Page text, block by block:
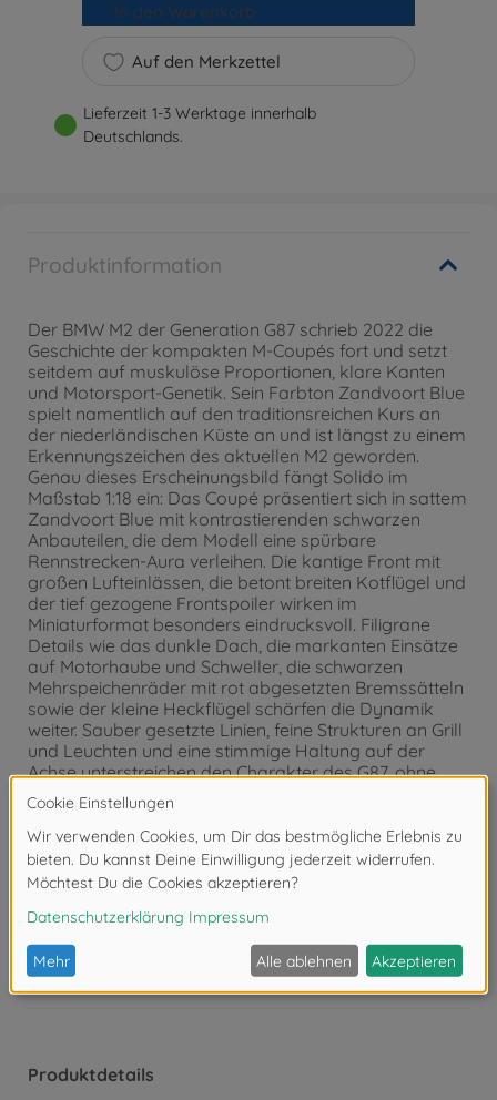
Auf den Merkzettel
In den Warenkorb
Lieferzeit 1-3 Werktage innerhalb
Deutschlands.
Produktinformation
Der BMW M2 der Generation G87 schrieb 2022 die
Geschichte der kompakten M-Coupés fort und setzt
seitdem auf muskulöse Proportionen, klare Kanten
und Motorsport-Genetik. Sein Farbton Zandvoort Blue
spielt namentlich auf den traditionsreichen Kurs an
der niederländischen Küste an und ist längst zu einem
Erkennungszeichen des aktuellen M2 geworden.
Genau dieses Erscheinungsbild fängt Solido im
Maßstab 1:18 ein: Das Coupé präsentiert sich in sattem
Zandvoort Blue mit kontrastierenden schwarzen
Anbauteilen, die dem Modell eine spürbare
Rennstrecken-Aura verleihen. Die kantige Front mit
großen Lufteinlässen, die betont breiten Kotflügel und
der tief gezogene Frontspoiler wirken im
Miniaturformat besonders eindrucksvoll. Filigrane
Details wie das dunkle Dach, die markanten Einsätze
auf Motorhaube und Schweller, die schwarzen
Mehrspeichenräder mit rot abgesetzten Bremssätteln
sowie der kleine Heckflügel schärfen die Dynamik
weiter. Sauber gesetzte Linien, feine Strukturen an Grill
und Leuchten und eine stimmige Haltung auf der
Achse unterstreichen den Charakter des G87, ohne
vom Wesentlichen abzulenken: einem kompakten
Sportler mit Attitüde. Seit 1932 steht Solido für
detailgetreue Diecast-Modelle ikonischer Fahrzeuge –
von Oldtimern bis modernen Sportwagen.
Nicht geeignet für Kinder unter 3
Jahren. Erstickungsgefahr durch Kleinteile.
Produktdetails